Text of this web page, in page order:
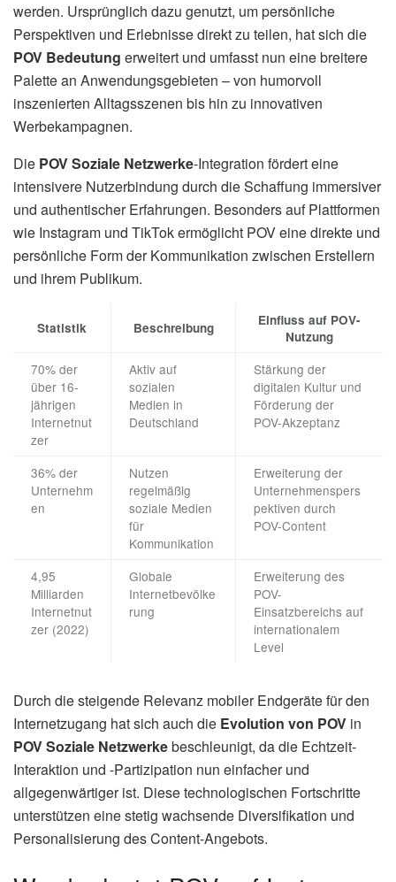
werden. Ursprünglich dazu genutzt, um persönliche
Perspektiven und Erlebnisse direkt zu teilen, hat sich die
POV Bedeutung erweitert und umfasst nun eine breitere
Palette an Anwendungsgebieten – von humorvoll
inszenierten Alltagsszenen bis hin zu innovativen
Werbekampagnen.
Die POV Soziale Netzwerke-Integration fördert eine
intensivere Nutzerbindung durch die Schaffung immersiver
und authentischer Erfahrungen. Besonders auf Plattformen
wie Instagram und TikTok ermöglicht POV eine direkte und
persönliche Form der Kommunikation zwischen Erstellern
und ihrem Publikum.
Statistik Beschreibung
Einfluss auf POV-
Nutzung
70% der
über 16-
jährigen
Internetnut
zer
Aktiv auf
sozialen
Medien in
Deutschland
Stärkung der
digitalen Kultur und
Förderung der
POV-Akzeptanz
36% der
Unternehm
en
Nutzen
regelmäßig
soziale Medien
für
Kommunikation
Erweiterung der
Unternehmenspers
pektiven durch
POV-Content
4,95
Milliarden
Internetnut
zer (2022)
Globale
Internetbevölke
rung
Erweiterung des
POV-
Einsatzbereichs auf
internationalem
Level
Durch die steigende Relevanz mobiler Endgeräte für den
Internetzugang hat sich auch die Evolution von POV in
POV Soziale Netzwerkebeschleunigt, da die Echtzeit-
Interaktion und -Partizipation nun einfacher und
allgegenwärtiger ist. Diese technologischen Fortschritte
unterstützen eine stetig wachsende Diversifikation und
Personalisierung des Content-Angebots.